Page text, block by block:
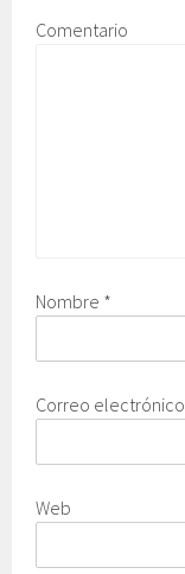
Comentario
Nombre *
Correo electrónico
Web